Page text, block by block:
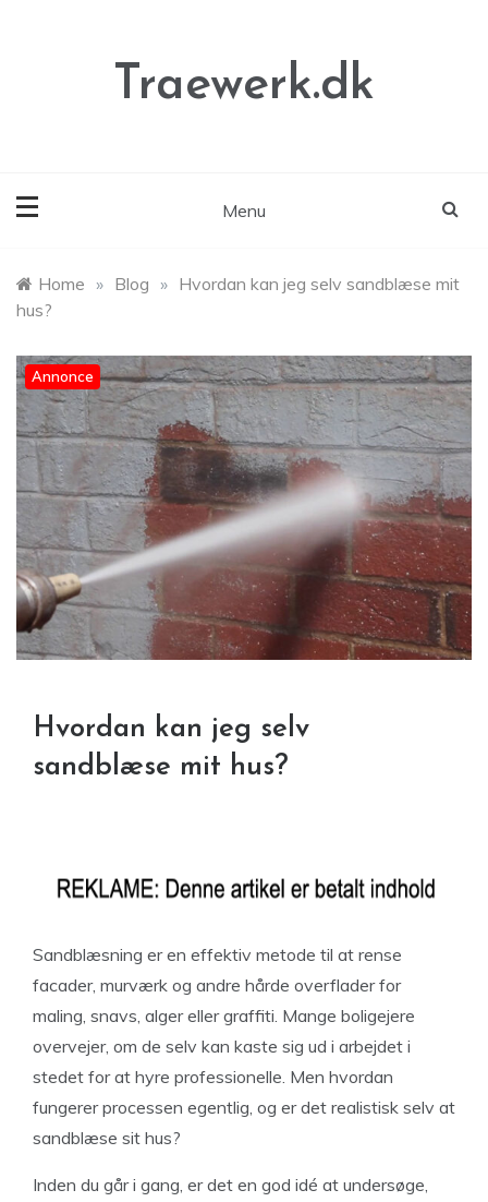
Traewerk.dk
Menu
Home » Blog » Hvordan kan jeg selv sandblæse mit
hus?
Annonce
Hvordan kan jeg selv
sandblæse mit hus?
Sandblæsning er en effektiv metode til at rense
facader, murværk og andre hårde overflader for
maling, snavs, alger eller graffiti. Mange boligejere
overvejer, om de selv kan kaste sig ud i arbejdet i
stedet for at hyre professionelle. Men hvordan
fungerer processen egentlig, og er det realistisk selv at
sandblæse sit hus?
Inden du går i gang, er det en god idé at undersøge,